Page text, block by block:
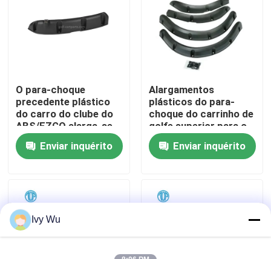
Excursão da fábrica
Contato E.U.
Notícia
Tampas de roda do carrinho de golfe
Painel do carrinho de golfe
O para-choque
precedente plástico
do carro do clube do
ABS/EZGO alarga-se
tamanho padrão
Enviar inquérito
Alargamentos
plásticos do para-
choque do carrinho de
golfe superior para o
precedente do carro
do clubeEnviar inquérito
Ivy Wu